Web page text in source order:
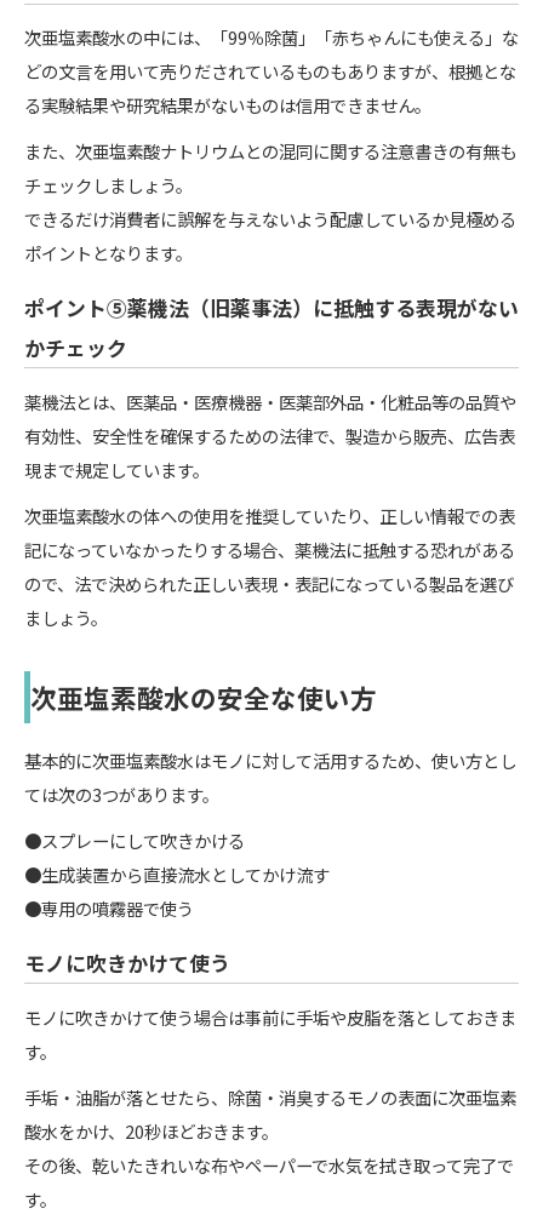
次亜塩素酸水の中には、「99％除菌」「赤ちゃんにも使える」な
どの文言を用いて売りだされているものもありますが、根拠とな
る実験結果や研究結果がないものは信用できません。
また、次亜塩素酸ナトリウムとの混同に関する注意書きの有無も
チェックしましょう。
できるだけ消費者に誤解を与えないよう配慮しているか見極める
ポイントとなります。
ポイント⑤薬機法（旧薬事法）に抵触する表現がない
かチェック
薬機法とは、医薬品・医療機器・医薬部外品・化粧品等の品質や
有効性、安全性を確保するための法律で、製造から販売、広告表
現まで規定しています。
次亜塩素酸水の体への使用を推奨していたり、正しい情報での表
記になっていなかったりする場合、薬機法に抵触する恐れがある
ので、法で決められた正しい表現・表記になっている製品を選び
ましょう。
次亜塩素酸水の安全な使い方
基本的に次亜塩素酸水はモノに対して活用するため、使い方とし
ては次の3つがあります。
●スプレーにして吹きかける
●生成装置から直接流水としてかけ流す
●専用の噴霧器で使う
モノに吹きかけて使う
モノに吹きかけて使う場合は事前に手垢や皮脂を落としておきま
す。
手垢・油脂が落とせたら、除菌・消臭するモノの表面に次亜塩素
酸水をかけ、20秒ほどおきます。
その後、乾いたきれいな布やペーパーで水気を拭き取って完了で
す。